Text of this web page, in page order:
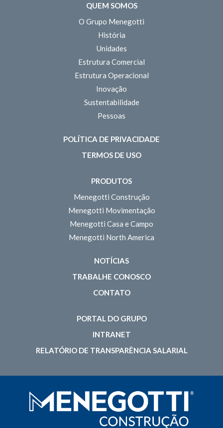
QUEM SOMOS
O Grupo Menegotti
História
Unidades
Estrutura Comercial
Estrutura Operacional
Inovação
Sustentabilidade
Pessoas
POLÍTICA DE PRIVACIDADE
TERMOS DE USO
PRODUTOS
Menegotti Construção
Menegotti Movimentação
Menegotti Casa e Campo
Menegotti North America
NOTÍCIAS
TRABALHE CONOSCO
CONTATO
PORTAL DO GRUPO
INTRANET
RELATÓRIO DE TRANSPARÊNCIA SALARIAL